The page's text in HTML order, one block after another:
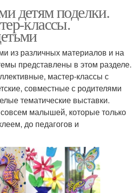
детям поделки.
классы.
из различных материалов и на
представлены в этом разделе.
мастер-классы с
совместные с родителями
тематические выставки.
малышей, которые только
до педагогов и